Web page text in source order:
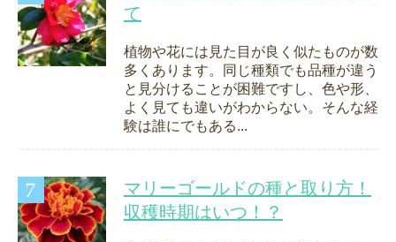
て
植物や花には見た目が良く似たものが数
多くあります。同じ種類でも品種が違う
と見分けることが困難ですし、色や形、
よく見ても違いがわからない。そんな経
験は誰にでもある...
マリーゴールドの種と取り方！
収穫時期はいつ！？